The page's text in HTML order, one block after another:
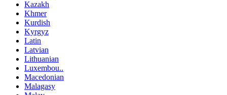
Kazakh
Khmer
Kurdish
Kyrgyz
Latin
Latvian
Lithuanian
Luxembou..
Macedonian
Malagasy